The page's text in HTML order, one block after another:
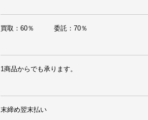
買取：60％　　　委託：70％
1商品からでも承ります。
末締め翌末払い